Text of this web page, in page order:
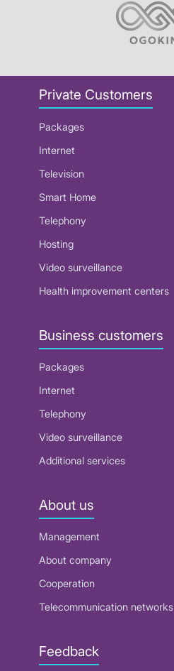
Private Customers
Packages
Internet
Television
Smart Home
Telephony
Hosting
Video surveillance
Health improvement centers
Business customers
Packages
Internet
Telephony
Video surveillance
Additional services
About us
Management
About company
Cooperation
Telecommunication networks
Feedback